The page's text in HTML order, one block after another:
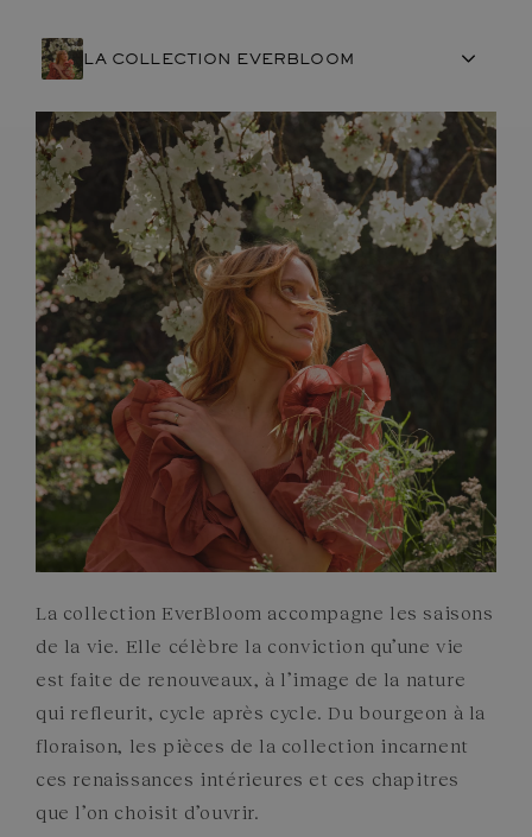
LA COLLECTION EVERBLOOM
ARTISANAT FRANÇAIS
PIERRES
ENGAGEMENTS
La collection EverBloom accompagne les saisons
de la vie. Elle célèbre la conviction qu’une vie
est faite de renouveaux, à l’image de la nature
qui refleurit, cycle après cycle. Du bourgeon à la
floraison, les pièces de la collection incarnent
ces renaissances intérieures et ces chapitres
que l’on choisit d’ouvrir.